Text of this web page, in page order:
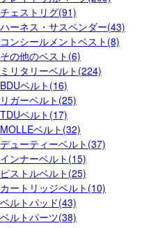
チェストリグ(91)
ハーネス・サスペンダー(43)
コンシールメントベスト(8)
その他のベスト(6)
ミリタリーベルト(224)
BDUベルト(16)
リガーベルト(25)
TDUベルト(17)
MOLLEベルト(32)
デューティーベルト(37)
インナーベルト(15)
ピストルベルト(25)
カートリッジベルト(10)
ベルトパッド(43)
ベルトパーツ(38)